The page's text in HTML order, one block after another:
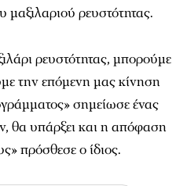
ρευστότητας.
ρευστότητας, μπορούμε
την επόμενη μας κίνηση
σημείωσε ένας
θα υπάρξει και η απόφαση
πρόσθεσε ο ίδιος.